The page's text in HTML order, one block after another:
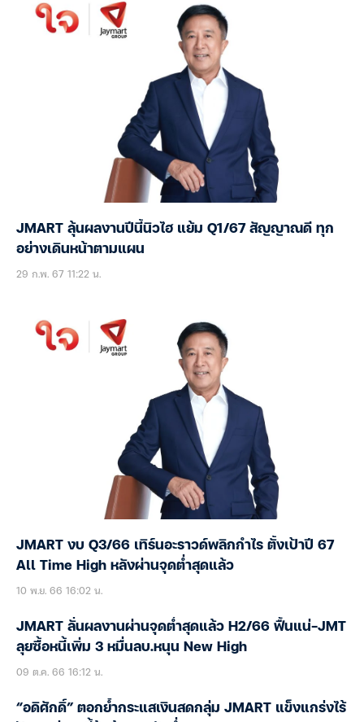
JMART ลุ้นผลงานปีนี้นิวไฮ แย้ม Q1/67 สัญญาณดี ทุก
อย่างเดินหน้าตามแผน
29 ก.พ. 67 11:22 น.
JMART งบ Q3/66 เทิร์นอะราวด์พลิกกำไร ตั้งเป้าปี 67
All Time High หลังผ่านจุดต่ำสุดแล้ว
10 พ.ย. 66 16:02 น.
JMART ลั่นผลงานผ่านจุดต่ำสุดแล้ว H2/66 ฟื้นแน่-JMT
ลุยซื้อหนี้เพิ่ม 3 หมื่นลบ.หนุน New High
09 ต.ค. 66 16:12 น.
“อดิศักดิ์” ตอกย้ำกระแสเงินสดกลุ่ม JMART แข็งแกร่งไร้